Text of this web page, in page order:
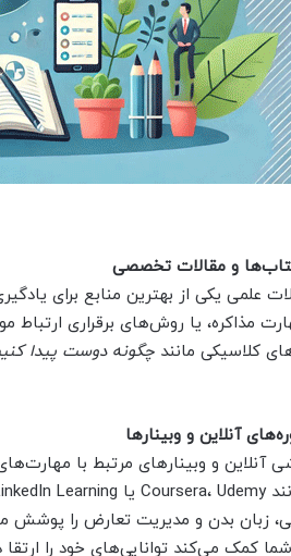
علمی یکی از بهترین منابع برای
مذاکره، یا روش‌های برقراری ارتباط
کلاسیکی مانند چگونه دوست پیدا
آنلاین و وبینارهای مرتبط با
زبان بدن و مدیریت تعارض را پوشش
کمک می‌کند توانایی‌های خود را ارتقا